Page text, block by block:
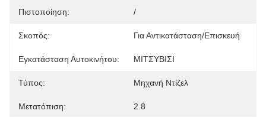
Πιστοποίηση: /
Σκοπός: Για Αντικατάσταση/επισκευή
Εγκατάσταση Αυτοκινήτου: ΜΙΤΣΥΒΙΣΙ
Τύπος: Μηχανή Ντίζελ
Μετατόπιση: 2.8